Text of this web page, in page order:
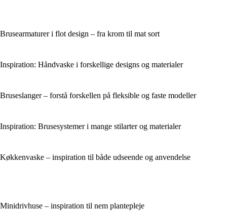
Brusearmaturer i flot design – fra krom til mat sort
Inspiration: Håndvaske i forskellige designs og materialer
Bruseslanger – forstå forskellen på fleksible og faste modeller
Inspiration: Brusesystemer i mange stilarter og materialer
Køkkenvaske – inspiration til både udseende og anvendelse
Minidrivhuse – inspiration til nem plantepleje